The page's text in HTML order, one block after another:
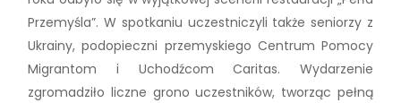
Przemyśla”. W spotkaniu uczestniczyli także seniorzy z
Ukrainy, podopieczni przemyskiego Centrum Pomocy
Migrantom i Uchodźcom Caritas. Wydarzenie
zgromadziło liczne grono uczestników, tworząc pełną